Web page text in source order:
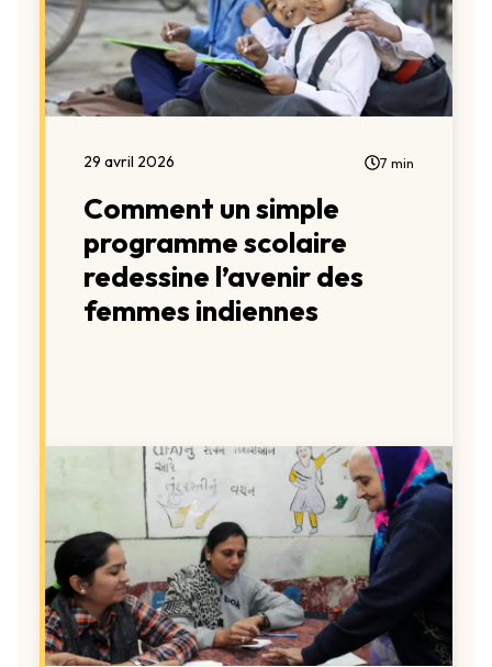
29 avril 2026 7 min
Comment un simple
programme scolaire
redessine l’avenir des
femmes indiennes